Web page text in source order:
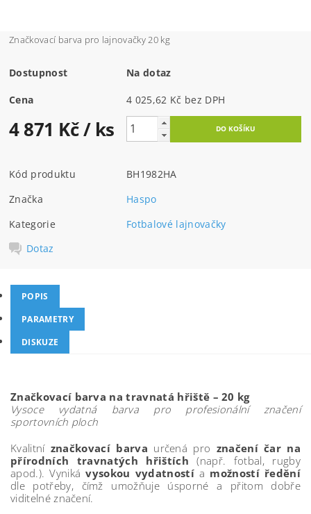
Značkovací barva pro lajnovačky 20 kg
Dostupnost Na dotaz
Cena 4 025,62 Kč bez DPH
4 871 Kč/ ks
Kód produktu
BH1982HA
Značka
Haspo
Kategorie
Fotbalové lajnovačky
Dotaz
POPIS
PARAMETRY
DISKUZE
Značkovací barva na travnatá hřiště – 20 kg
Vysoce vydatná barva pro profesionální značení
sportovních ploch
Kvalitní značkovací barva určená pro značení čar na
přírodních travnatých hřištích (např. fotbal, rugby
apod.). Vynikávysokou vydatnostía možností ředění
dle potřeby, čímž umožňuje úsporné a přitom dobře
viditelné značení.